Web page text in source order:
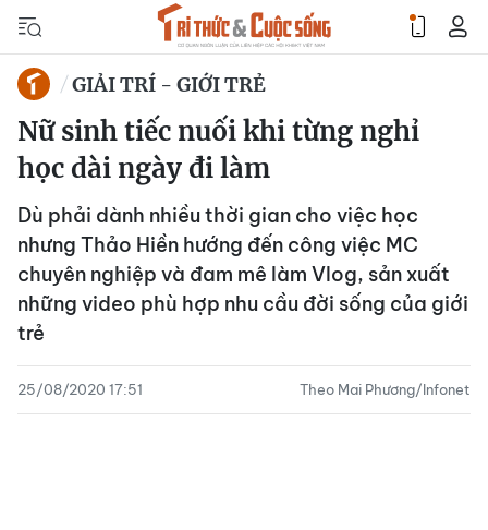
GIẢI TRÍ - GIỚI TRẺ
Nữ sinh tiếc nuối khi từng nghỉ
học dài ngày đi làm
Dù phải dành nhiều thời gian cho việc học
nhưng Thảo Hiền hướng đến công việc MC
chuyên nghiệp và đam mê làm Vlog, sản xuất
những video phù hợp nhu cầu đời sống của giới
trẻ
25/08/2020 17:51 Theo Mai Phương/Infonet